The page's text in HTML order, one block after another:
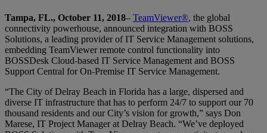
Tampa, FL., October 11, 2018– TeamViewer®, the global
connectivity powerhouse, announced integration with BOSS
Solutions, a leading provider of IT Service Management solutions,
embedding TeamViewer remote control functionality into
BOSSDesk Cloud-based IT Service Management and BOSS
Support Central for On-Premise IT Service Management.
“The City of Delray Beach in Florida has a large, dispersed and
diverse IT infrastructure that has to perform 24/7 to support our 70
thousand residents and our City’s vision for growth,” says Don
Marese, IT Project Manager at Delray Beach. “We’ve deployed